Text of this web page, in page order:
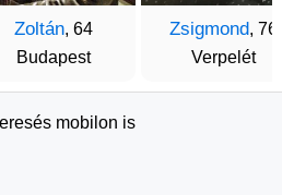
Zoltán, 64
Budapest
Zsigmond, 76
Verpelét
mobilon is